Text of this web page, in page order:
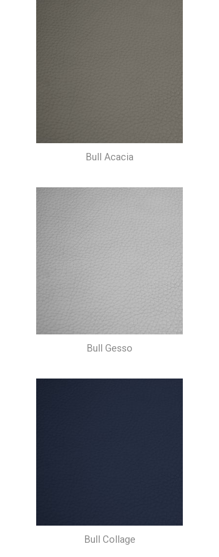
Bull Acacia
Bull Gesso
Bull Collage